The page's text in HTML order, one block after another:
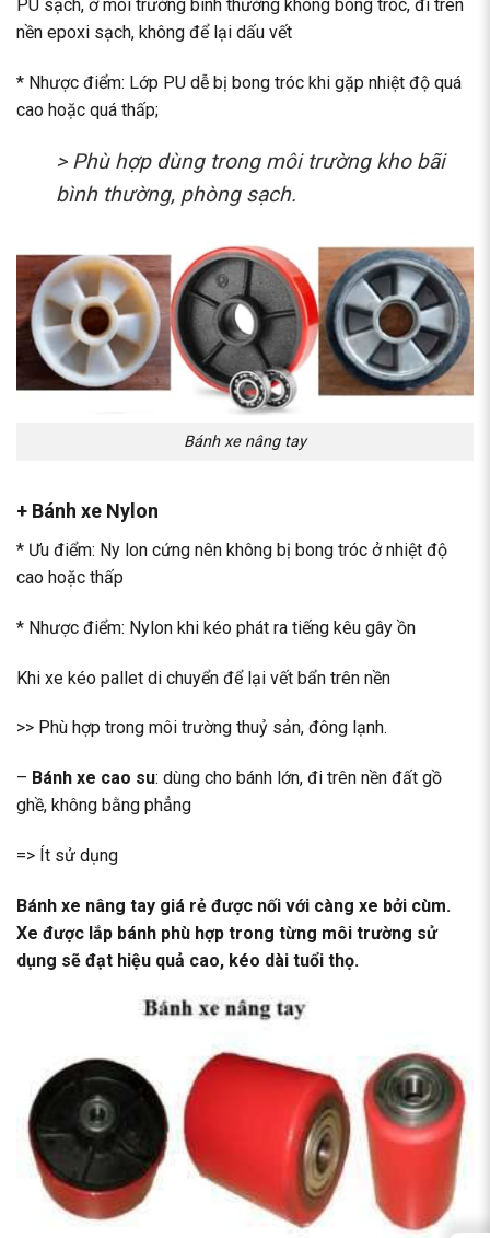
PU sạch, ở môi trường bình thường không bong tróc, đi trên
nền epoxi sạch, không để lại dấu vết
* Nhược điểm: Lớp PU dễ bị bong tróc khi gặp nhiệt độ quá
cao hoặc quá thấp;
> Phù hợp dùng trong môi trường kho bãi
bình thường, phòng sạch.
Bánh xe nâng tay
+ Bánh xe Nylon
* Ưu điểm: Ny lon cứng nên không bị bong tróc ở nhiệt độ
cao hoặc thấp
* Nhược điểm: Nylon khi kéo phát ra tiếng kêu gây ồn
Khi xe kéo pallet di chuyển để lại vết bẩn trên nền
>> Phù hợp trong môi trường thuỷ sản, đông lạnh.
– Bánh xe cao su: dùng cho bánh lớn, đi trên nền đất gồ
ghề, không bằng phẳng
=> Ít sử dụng
Bánh xe nâng tay giá rẻ được nối với càng xe bởi cùm.
Xe được lắp bánh phù hợp trong từng môi trường sử
dụng sẽ đạt hiệu quả cao, kéo dài tuổi thọ.